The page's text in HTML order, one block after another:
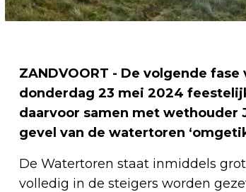
ZANDVOORT - De volgende
donderdag 23 mei 2024
daarvoor samen met wethouder
gevel van de watertoren
De Watertoren staat inmiddels
volledig in de steigers worden